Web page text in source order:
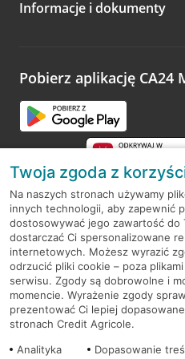
Zachęcamy do podzielenia się
opinie.
Informacje i dokumenty
Pobierz aplikację CA24
RODO
Regulamin serwisu
Mapa serwisu
PolitykaCookies
Twoja zgoda z
Na naszych stronach używamy
innych technologii, aby zapewnić
dostosowywać jego zawartość do
dostarczać Ci spersonalizowane
internetowych. Możesz wyrazić
odrzucić pliki cookie – poza
serwisu. Zgody są dobrowolne i
momencie. Wyrażenie zgody
prezentować Ci lepiej
stronach Credit Agricole.
Analityka
Dopasowanie